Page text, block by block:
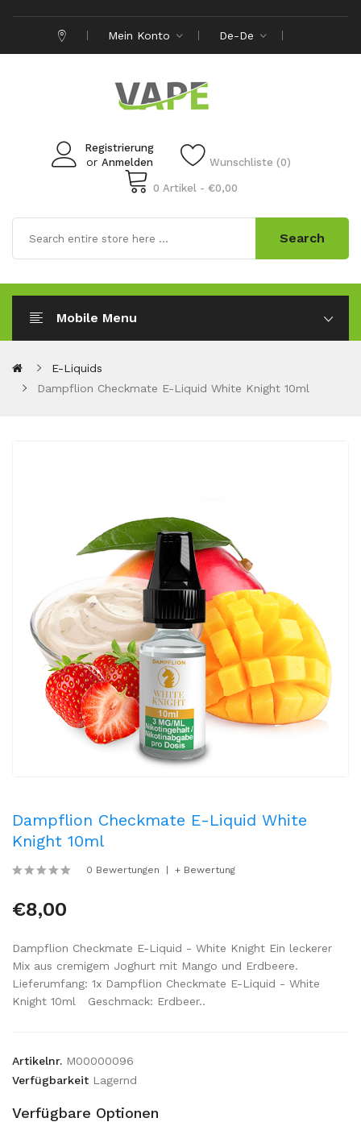
Mein Konto De-De
Registrierung
or Anmelden Wunschliste (0)
0 Artikel - €0,00
Search
Mobile Menu
E-Liquids
Dampflion Checkmate E-Liquid White Knight 10ml
Dampflion Checkmate E-Liquid White
Knight 10ml
0 Bewertungen + Bewertung
€8,00
Dampflion Checkmate E-Liquid - White Knight Ein leckerer
Mix aus cremigem Joghurt mit Mango und Erdbeere.
Lieferumfang: 1x Dampflion Checkmate E-Liquid - White
Knight 10ml Geschmack: Erdbeer..
Artikelnr. M00000096
Verfügbarkeit Lagernd
Verfügbare Optionen